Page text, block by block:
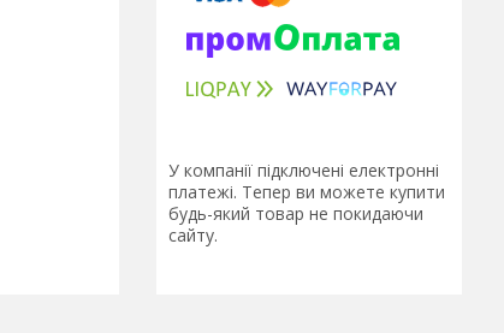
У компанії підключені електронні
платежі. Тепер ви можете купити
будь-який товар не покидаючи
сайту.